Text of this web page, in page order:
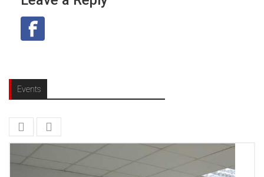
Events